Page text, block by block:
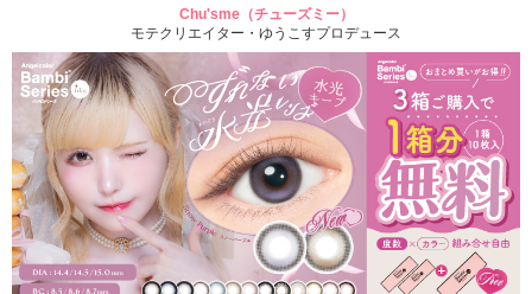
Chu'sme（チューズミー）
モテクリエイター・ゆうこすプロデュース